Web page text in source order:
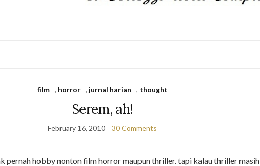
film , horror , jurnal harian , thought
Serem, ah!
February 16, 2010 30 Comments
pernah hobby nonton film horror maupun thriller. tapi kalau thriller masih